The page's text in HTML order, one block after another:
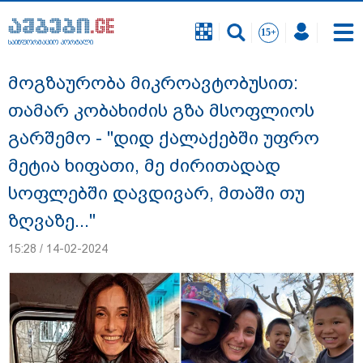
საინფორმაციო პორტალი
"ნია იმნაძის სახლში ფარული მოსასმენი
იყო დამონტაჟებული, "მეტასთანაც"
თანამშრომლობდა პროკურატურა" - რა
დეტალებზე საუბრობს პროკურატურა
საინფორმაციო პორტალი
მოგზაურობა მიკროავტობუსით:
თამარ კობახიძის გზა მსოფლიოს
გარშემო - "დიდ ქალაქებში უფრო
მეტია ხიფათი, მე ძირითადად
სოფლებში დავდივარ, მთაში თუ
ზღვაზე..."
15:28 / 14-02-2024